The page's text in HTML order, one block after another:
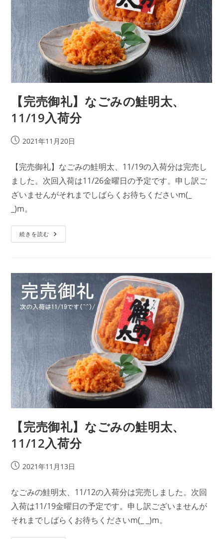
【完売御礼】なごみの鮭明太、
11/19入荷分
投
公
開
日:
2021年11月20日
【完売御礼】なごみの鮭明太、11/19の入荷分は完売し
ました。次回入荷は11/26金曜日の予定です。申し訳ご
ざいませんがそれまでしばらくお待ちくださいm(_
_)m。
続きを読む 【完
売
み
の
鮭
明
太、
11/19
荷
分
【完売御礼】なごみの鮭明太、
11/12入荷分
投
開
日:
2021年11月13日
なごみの鮭明太、11/12の入荷分は完売しました。次回
入荷は11/19金曜日の予定です。申し訳ございませんが
それまでしばらくお待ちくださいm(_ _)m。